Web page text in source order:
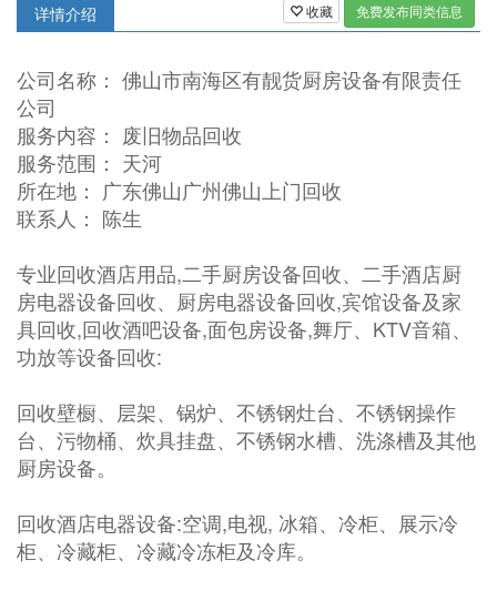
收藏 免费发布同类信息
详情介绍
公司名称： 佛山市南海区有靓货厨房设备有限责任
公司
服务内容： 废旧物品回收
服务范围： 天河
所在地： 广东佛山广州佛山上门回收
联系人： 陈生
专业回收酒店用品,二手厨房设备回收、二手酒店厨
房电器设备回收、厨房电器设备回收,宾馆设备及家
具回收,回收酒吧设备,面包房设备,舞厅、KTV音箱、
功放等设备回收:
回收壁橱、层架、锅炉、不锈钢灶台、不锈钢操作
台、污物桶、炊具挂盘、不锈钢水槽、洗涤槽及其他
厨房设备。
回收酒店电器设备:空调,电视, 冰箱、冷柜、展示冷
柜、冷藏柜、冷藏冷冻柜及冷库。